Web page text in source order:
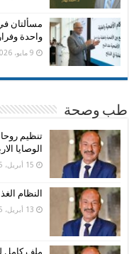
مسألتان
واحدة
9 مايو، 2026
طب وصحة
تنظيم
الوصايا
15 أبريل، 2025
النظام
13 أبريل، 2025
ملف كامل